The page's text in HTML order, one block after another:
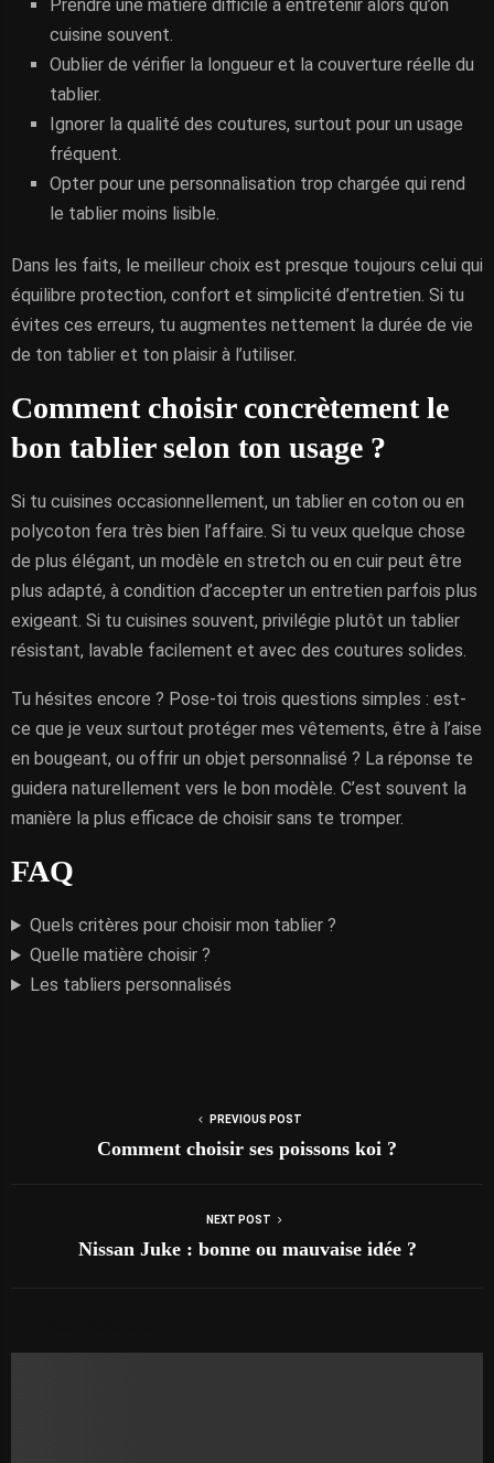
Prendre une matière difficile à entretenir alors qu’on
cuisine souvent.
Oublier de vérifier la longueur et la couverture réelle du
tablier.
Ignorer la qualité des coutures, surtout pour un usage
fréquent.
Opter pour une personnalisation trop chargée qui rend
le tablier moins lisible.
Dans les faits, le meilleur choix est presque toujours celui qui
équilibre protection, confort et simplicité d’entretien. Si tu
évites ces erreurs, tu augmentes nettement la durée de vie
de ton tablier et ton plaisir à l’utiliser.
Comment choisir concrètement le
bon tablier selon ton usage ?
Si tu cuisines occasionnellement, un tablier en coton ou en
polycoton fera très bien l’affaire. Si tu veux quelque chose
de plus élégant, un modèle en stretch ou en cuir peut être
plus adapté, à condition d’accepter un entretien parfois plus
exigeant. Si tu cuisines souvent, privilégie plutôt un tablier
résistant, lavable facilement et avec des coutures solides.
Tu hésites encore ? Pose-toi trois questions simples : est-
ce que je veux surtout protéger mes vêtements, être à l’aise
en bougeant, ou offrir un objet personnalisé ? La réponse te
guidera naturellement vers le bon modèle. C’est souvent la
manière la plus efficace de choisir sans te tromper.
FAQ
Quels critères pour choisir mon tablier ?
Quelle matière choisir ?
Les tabliers personnalisés
PREVIOUS POST
Comment choisir ses poissons koi ?
NEXT POST
Nissan Juke : bonne ou mauvaise idée ?